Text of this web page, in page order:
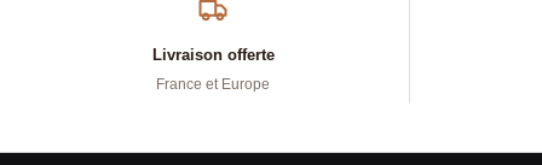
Livraison offerte
France et Europe